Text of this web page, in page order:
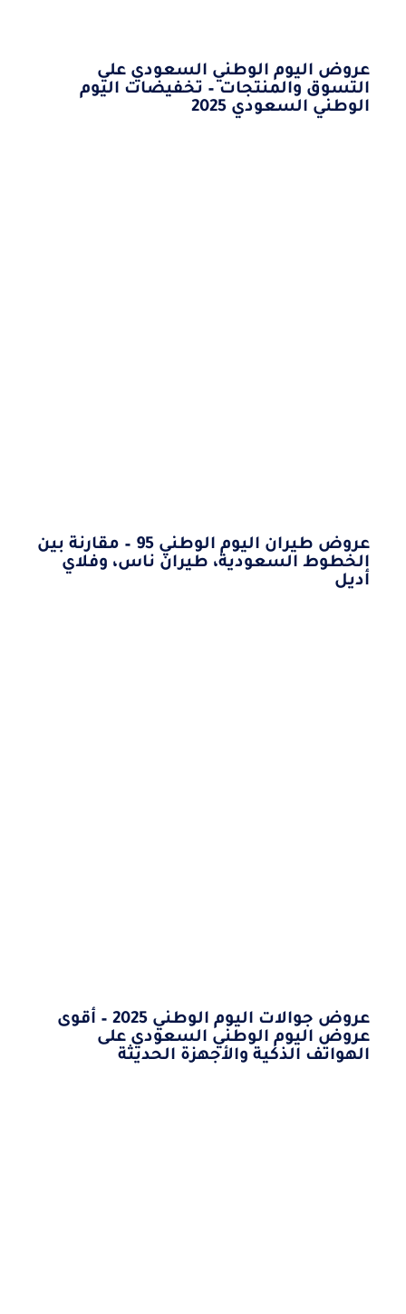
عروض اليوم الوطني السعودي علي
التسوق والمنتجات – تخفيضات اليوم
الوطني السعودي 2025
عروض طيران اليوم الوطني 95 – مقارنة بين
الخطوط السعودية، طيران ناس، وفلاي
أديل
عروض جوالات اليوم الوطني 2025 – أقوى
عروض اليوم الوطني السعودي على
الهواتف الذكية والأجهزة الحديثة